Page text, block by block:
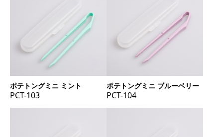
ポテトングミニ ミント
PCT-103
ポテトングミニ ブルーベリー
PCT-104